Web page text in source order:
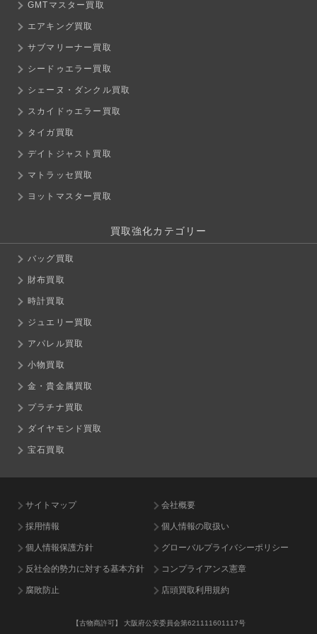
GMTマスター買取
エアキング買取
サブマリーナー買取
シードゥエラー買取
シェーヌ・ダンクル買取
スカイドゥエラー買取
タイガ買取
デイトジャスト買取
マトラッセ買取
ヨットマスター買取
買取強化カテゴリー
バッグ買取
財布買取
時計買取
ジュエリー買取
アパレル買取
小物買取
金・貴金属買取
プラチナ買取
ダイヤモンド買取
宝石買取
サイトマップ 会社概要
採用情報 個人情報の取扱い
個人情報保護方針 グローバルプライバシーポリシー
反社会的勢力に対する基本方針 コンプライアンス憲章
腐敗防止 店頭買取利用規約
【古物商許可】 大阪府公安委員会第621111601117号